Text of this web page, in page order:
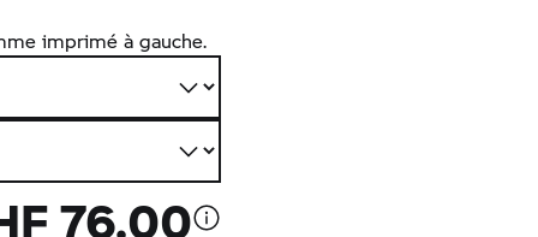
imprimé à gauche.
76.00